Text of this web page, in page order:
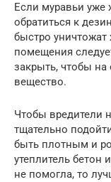
Если муравьи уже
обратиться к
быстро
помещения
закрыть, чтобы на
вещество.
Чтобы вредители
тщательно
быть плотным и
утеплитель
не помогла, то